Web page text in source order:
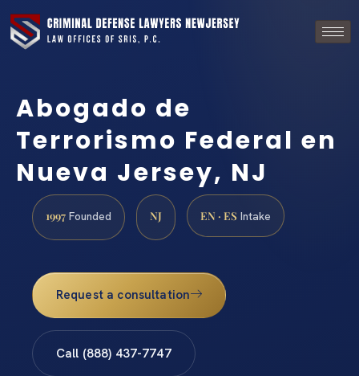
Abogado de
Terrorismo Federal en
Nueva Jersey, NJ
1997 Founded NJ EN · ES Intake
Request a consultation
Call (888) 437-7747